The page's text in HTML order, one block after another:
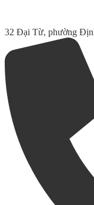
32 Đại Từ, phường